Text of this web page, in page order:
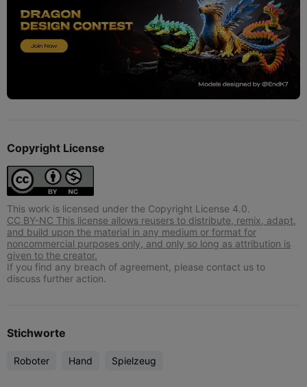
Copyright License
This work is licensed under the Copyright License 4.0.
CC BY-NC This license allows reusers to distribute, remix, adapt,
and build upon the material in any medium or format for
noncommercial purposes only, and only so long as attribution is
given to the creator.
If you find any breach of agreement, please contact us to
discuss further action.
Stichworte
Roboter Hand Spielzeug